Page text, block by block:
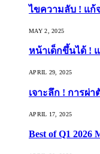
ไขความลับ ! แก้
MAY 2, 2025
หน้าเด็กขึ้นได้ !
APRIL 29, 2025
เจาะลึก ! การผ่
APRIL 17, 2025
Best of Q1